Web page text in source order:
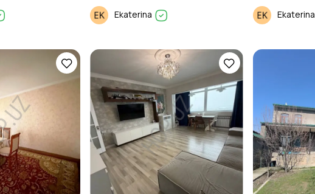
Ekaterina Ekaterina